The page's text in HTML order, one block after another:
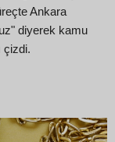
Ankara
diyerek kamu
çizdi.